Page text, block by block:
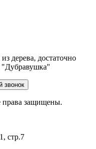
дерева, достаточно
"Дубравушка"
звонок
защищены.
стр.7